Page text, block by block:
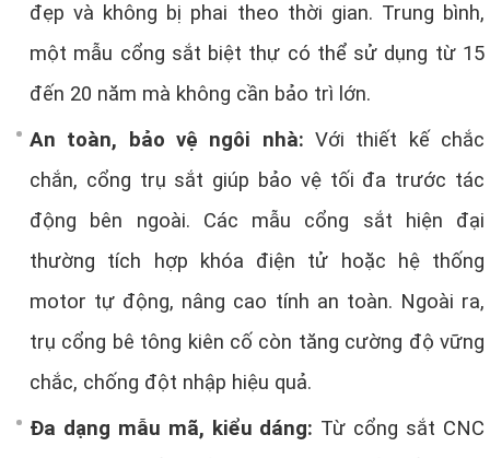
đẹp và không bị phai theo thời gian. Trung bình,
một mẫu cổng sắt biệt thự có thể sử dụng từ 15
đến 20 năm mà không cần bảo trì lớn.
An toàn, bảo vệ ngôi nhà: Với thiết kế chắc
chắn, cổng trụ sắt giúp bảo vệ tối đa trước tác
động bên ngoài. Các mẫu cổng sắt hiện đại
thường tích hợp khóa điện tử hoặc hệ thống
motor tự động, nâng cao tính an toàn. Ngoài ra,
trụ cổng bê tông kiên cố còn tăng cường độ vững
chắc, chống đột nhập hiệu quả.
Đa dạng mẫu mã, kiểu dáng: Từ cổng sắt CNC